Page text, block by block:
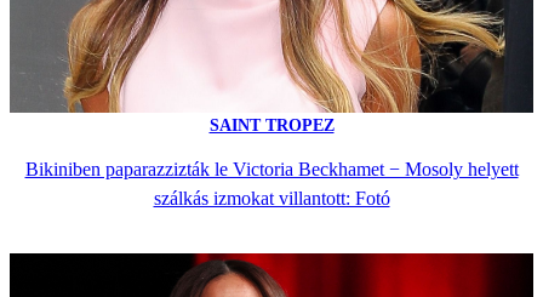
SAINT TROPEZ
Bikiniben paparazzizták le Victoria Beckhamet − Mosoly helyett
szálkás izmokat villantott: Fotó